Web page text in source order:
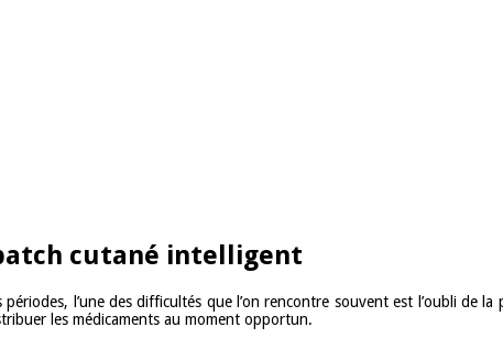
cutané intelligent
l’une des difficultés que l’on rencontre souvent est l’oubli de
les médicaments au moment opportun.